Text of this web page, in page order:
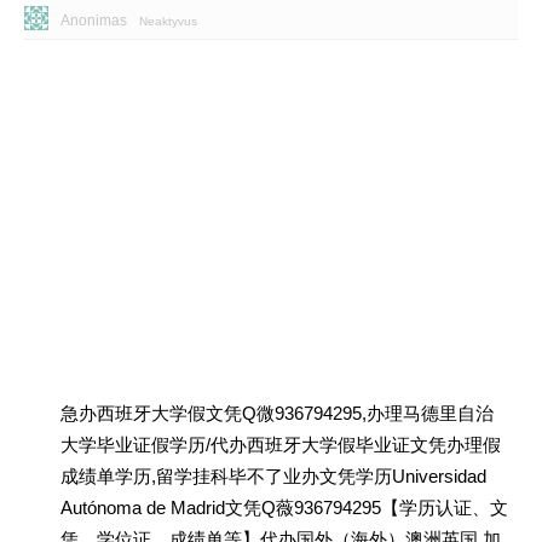
Anonimas Neaktyvus
急办西班牙大学假文凭Q微936794295,办理马德里自治
大学毕业证假学历/代办西班牙大学假毕业证文凭办理假
成绩单学历,留学挂科毕不了业办文凭学历Universidad
Autónoma de Madrid文凭Q薇936794295【学历认证、文